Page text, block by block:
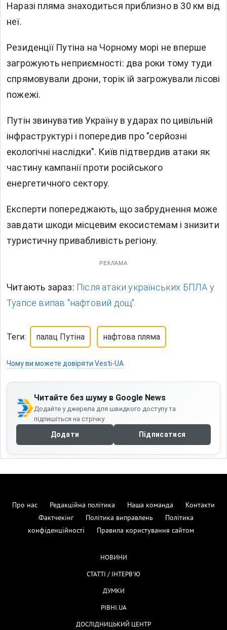
Наразі пляма знаходиться приблизно в 30 км від
неї.
Резиденції Путіна на Чорному морі не вперше
загрожують неприємності: два роки тому туди
спрямовували дрони, торік їй загрожували лісові
пожежі.
Путін звинуватив Україну в ударах по цивільній
інфраструктурі і попередив про "серйозні
екологічні наслідки". Київ підтвердив атаки як
частину кампанії проти російського
енергетичного сектору.
Експерти попереджають, що забруднення може
завдати шкоди місцевим екосистемам і знизити
туристичну привабливість регіону.
РЕКЛАМА
Читають зараз: Після атаки українських БПЛА у
Туапсе випав "нафтовий дощ".
Теги: палац Путіна нафтова пляма
Чому ви можете довіряти Vesti-UA
Читайте без шуму в Google News
Додайте у джерела для швидкого доступу та
підпишіться на стрічку
Додати Підписатися
Про нас Редакційна політика Наша команда
Контакти
Фактчекінг
Політика виправлень
Політика
конфіденційності
Правила користування сайтом
НОВИНИ
СТАТТІ / ІНТЕРВ'Ю
ДУМКИ
РІВНІ.UA
ДОСЛІДНИЦЬКИЙ ЦЕНТР